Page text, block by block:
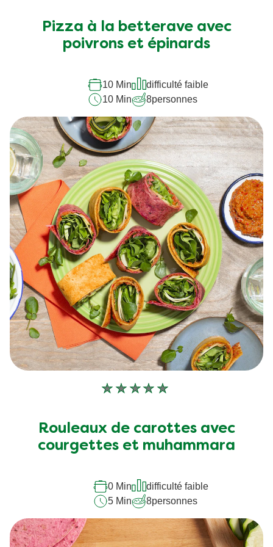
soumise
pour
Pizza à la betterave avec
poivrons et épinards
10 Min
difficulté faible
10 Min
8personnes
Aucune
soumise
pour
Rouleaux de carottes avec
courgettes et muhammara
0 Min
difficulté faible
5 Min
8personnes